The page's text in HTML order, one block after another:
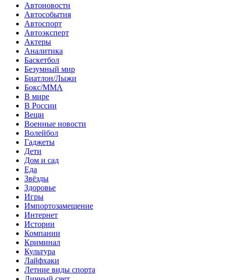
Автоновости
Автособытия
Автоспорт
Автоэксперт
Актеры
Аналитика
Баскетбол
Безумный мир
Биатлон/Лыжи
Бокс/MMA
В мире
В России
Вещи
Военные новости
Волейбол
Гаджеты
Дети
Дом и сад
Еда
Звёзды
Здоровье
Игры
Импортозамещение
Интернет
Истории
Компании
Криминал
Культура
Лайфхаки
Летние виды спорта